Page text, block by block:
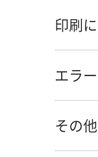
印刷
エラ
その